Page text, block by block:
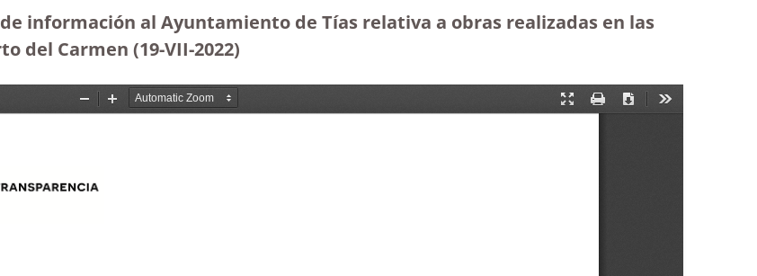
información al Ayuntamiento de Tías relativa a obras realizadas en las
del Carmen (19-VII-2022)